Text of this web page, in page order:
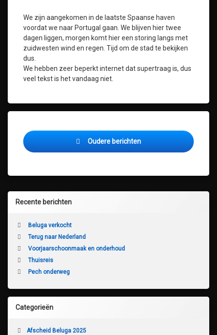
We zijn aangekomen in de laatste Spaanse haven
voordat we naar Portugal gaan. We blijven hier twee
dagen liggen, morgen komt hier een storing langs met
zuidwesten wind en regen. Tijd om de stad te bekijken
dus.
We hebben zeer beperkt internet dat supertraag is, dus
veel tekst is het vandaag niet.
Berichtennavigatie
Oudere berichten
Recente berichten
Beluga verkocht
Terug naar Nederland
Voorjaarschoonmaak en onderhoud
Thuisreis
Pech onderweg
Categorieën
Afscheid Beluga 2025